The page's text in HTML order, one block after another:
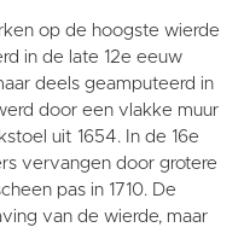
op de hoogste wierde
in de late 12e eeuw
deels geamputeerd in
door een vlakke muur
uit 1654. In de 16e
vervangen door grotere
pas in 1710. De
van de wierde, maar